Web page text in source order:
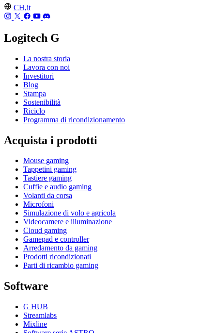
CH,it
Logitech G
La nostra storia
Lavora con noi
Investitori
Blog
Stampa
Sostenibilità
Riciclo
Programma di ricondizionamento
Acquista i prodotti
Mouse gaming
Tappetini gaming
Tastiere gaming
Cuffie e audio gaming
Volanti da corsa
Microfoni
Simulazione di volo e agricola
Videocamere e illuminazione
Cloud gaming
Gamepad e controller
Arredamento da gaming
Prodotti ricondizionati
Parti di ricambio gaming
Software
G HUB
Streamlabs
Mixline